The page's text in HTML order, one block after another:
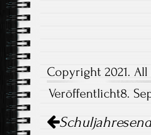
Copyright 2021.
Veröffentlicht8.
Navigation